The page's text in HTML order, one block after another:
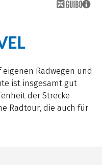
Radwegen und
ist insgesamt gut
der Strecke
Radtour, die auch für